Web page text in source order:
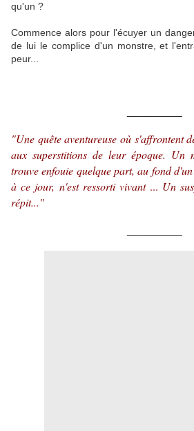
qu'un ?
Commence alors pour l'écuyer un
de lui le complice d'un monstre, et
peur...
"Une quête aventureuse où s'affrontent
aux superstitions de leur époque. Un
trouve enfouie quelque part, au fond
à ce jour, n'est ressorti vivant... Un
répit..."